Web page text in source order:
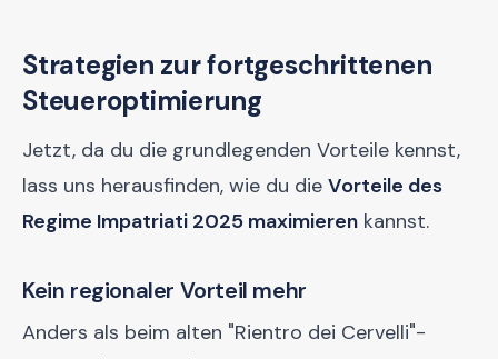
Strategien zur fortgeschrittenen
Steueroptimierung
Jetzt, da du die grundlegenden Vorteile kennst,
lass uns herausfinden, wie du die Vorteile des
Regime Impatriati 2025 maximieren kannst.
Kein regionaler Vorteil mehr
Anders als beim alten "Rientro dei Cervelli"-